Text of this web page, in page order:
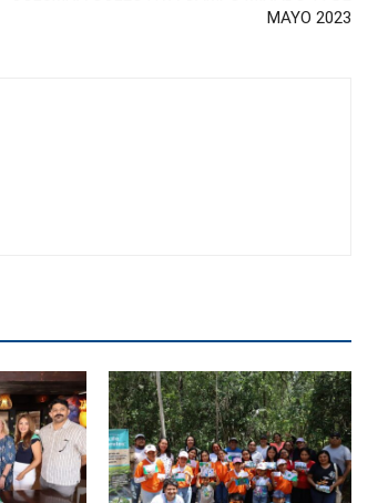
MAYO 2023